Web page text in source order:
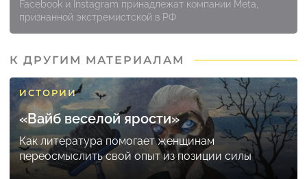
Facebook и Instagram принадлежат компании Meta,
признанной экстремистской в РФ
К ДРУГИМ МАТЕРИАЛАМ
ИСТОРИИ
«Вайб веселой ярости»
Как литература помогает женщинам
переосмыслить свой опыт из позиции силы